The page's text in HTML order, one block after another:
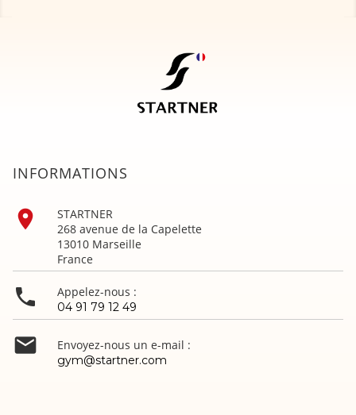
INFORMATIONS

STARTNER
268 avenue de la Capelette
13010 Marseille
France
 Appelez-nous :
04 91 79 12 49
 Envoyez-nous un e-mail :
gym@startner.com